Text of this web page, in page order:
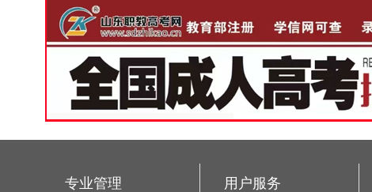
专业管理 用户服务